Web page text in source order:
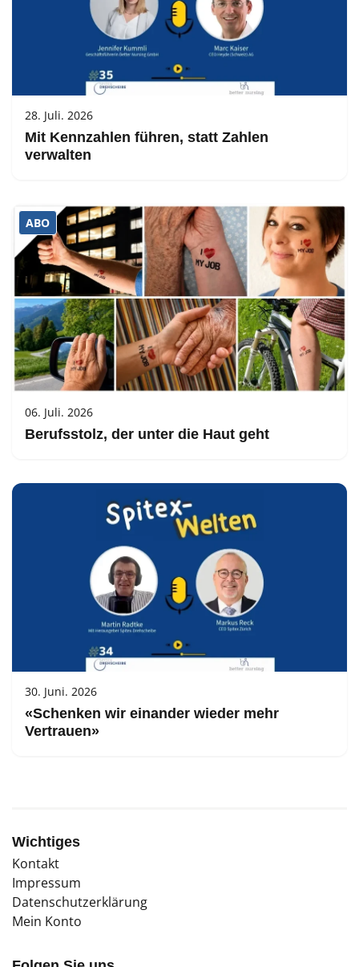
28. Juli. 2026
Mit Kennzahlen führen, statt Zahlen
verwalten
ABO
06. Juli. 2026
Berufsstolz, der unter die Haut geht
30. Juni. 2026
«Schenken wir einander wieder mehr
Vertrauen»
Wichtiges
Kontakt
Impressum
Datenschutzerklärung
Mein Konto